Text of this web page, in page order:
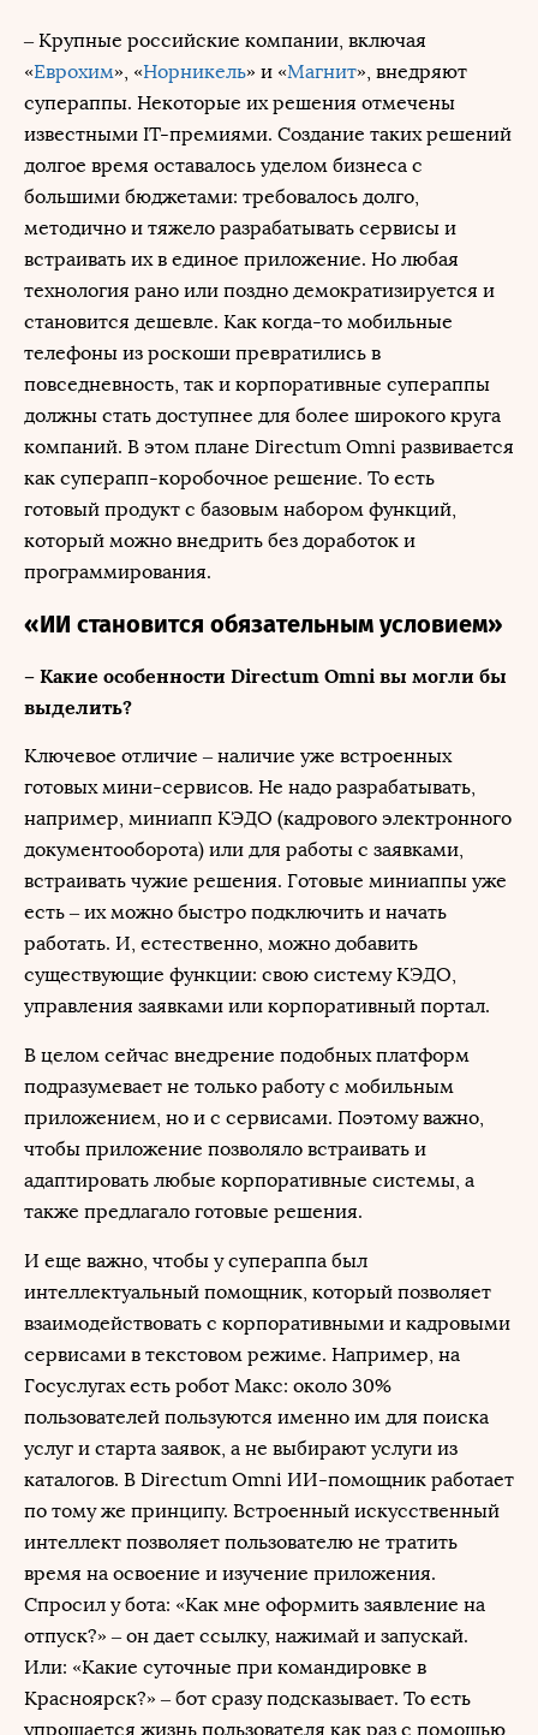
– Крупные российские компании, включая
«Еврохим», «Норникель» и «Магнит», внедряют
супераппы. Некоторые их решения отмечены
известными IT-премиями. Создание таких решений
долгое время оставалось уделом бизнеса с
большими бюджетами: требовалось долго,
методично и тяжело разрабатывать сервисы и
встраивать их в единое приложение. Но любая
технология рано или поздно демократизируется и
становится дешевле. Как когда-то мобильные
телефоны из роскоши превратились в
повседневность, так и корпоративные супераппы
должны стать доступнее для более широкого круга
компаний. В этом плане Directum Omni развивается
как суперапп-коробочное решение. То есть
готовый продукт с базовым набором функций,
который можно внедрить без доработок и
программирования.
«ИИ становится обязательным условием»
– Какие особенности Directum Omni вы могли бы
выделить?
Ключевое отличие – наличие уже встроенных
готовых мини-сервисов. Не надо разрабатывать,
например, миниапп КЭДО (кадрового электронного
документооборота) или для работы с заявками,
встраивать чужие решения. Готовые миниаппы уже
есть – их можно быстро подключить и начать
работать. И, естественно, можно добавить
существующие функции: свою систему КЭДО,
управления заявками или корпоративный портал.
В целом сейчас внедрение подобных платформ
подразумевает не только работу с мобильным
приложением, но и с сервисами. Поэтому важно,
чтобы приложение позволяло встраивать и
адаптировать любые корпоративные системы, а
также предлагало готовые решения.
И еще важно, чтобы у супераппа был
интеллектуальный помощник, который позволяет
взаимодействовать с корпоративными и кадровыми
сервисами в текстовом режиме. Например, на
Госуслугах есть робот Макс: около 30%
пользователей пользуются именно им для поиска
услуг и старта заявок, а не выбирают услуги из
каталогов. В Directum Omni ИИ-помощник работает
по тому же принципу. Встроенный искусственный
интеллект позволяет пользователю не тратить
время на освоение и изучение приложения.
Спросил у бота: «Как мне оформить заявление на
отпуск?» – он дает ссылку, нажимай и запускай.
Или: «Какие суточные при командировке в
Красноярск?» – бот сразу подсказывает. То есть
упрощается жизнь пользователя как раз с помощью